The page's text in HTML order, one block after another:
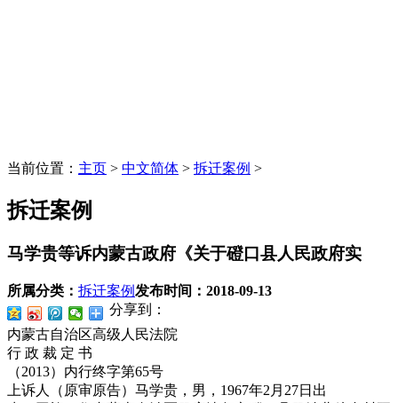
当前位置： 主页 > 中文简体 > 拆迁案例 >
拆迁案例
马学贵等诉内蒙古政府《关于磴口县人民政府实
所属分类： 拆迁案例发布时间： 2018-09-13
分享到：
内蒙古自治区高级人民法院
行 政 裁 定 书
（2013）内行终字第65号
上诉人（原审原告）马学贵，男，1967年2月27日出